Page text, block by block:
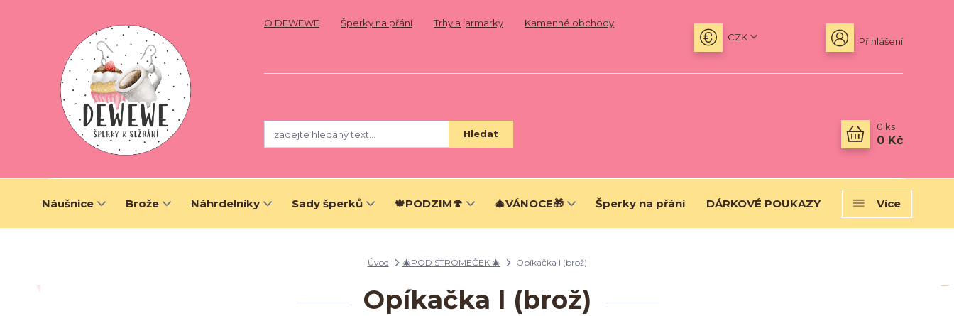
O DEWEWE Šperky na přání Trhy a jarmarky
Kamenné obchody
CZK
Přihlášení
Hledat
0 ks
0 Kč
Náušnice Brože Náhrdelníky Sady šperků 🍁PODZIM🍄 🎄VÁNOCE🎁 Šperky na přání DÁRKOVÉ POUKAZY Více
Úvod 🎄POD STROMEČEK 🎄 Opíkačka I (brož)
Opíkačka I (brož)